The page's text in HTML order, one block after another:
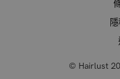
© Hairlust